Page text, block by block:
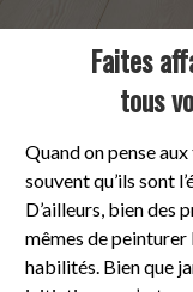
Faites
tous
Quand on pense
souvent qu’ils sont
D’ailleurs, bien des
mêmes de peinturer
habilités. Bien que